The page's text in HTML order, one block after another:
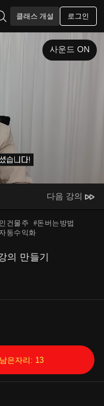
클래스 개설 로그인
사운드 ON
다음 강의
건물주 #돈버는방법
자동수익화
의 만들기
남은자리: 13